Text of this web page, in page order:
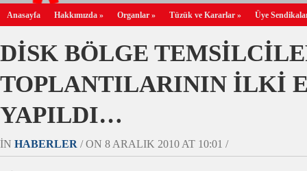
Anasayfa Hakkımızda » Organlar » Tüzük ve Kararlar » Üye
DİSK BÖLGE
TOPLANTILARININ İLKİ
YAPILDI…
IN HABERLER / ON 8 ARALIK 2010 AT 10:01 /